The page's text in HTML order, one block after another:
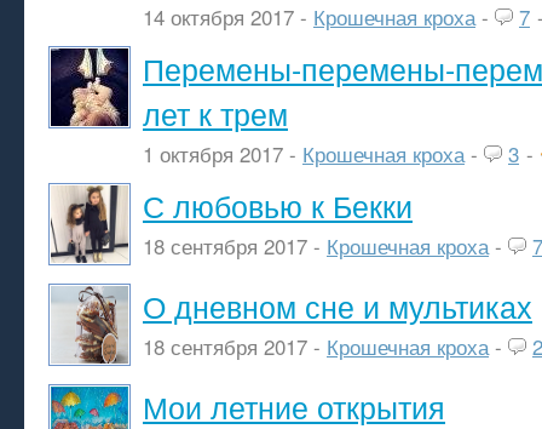
14 октября 2017 - Крошечная кроха- 7
Перемены-перемены-
лет к трем
1 октября 2017 - Крошечная кроха- 3 -
С любовью к Бекки
18 сентября 2017 - Крошечная кроха- 7
О дневном сне и мультиках
18 сентября 2017 - Крошечная кроха- 2
Мои летние открытия